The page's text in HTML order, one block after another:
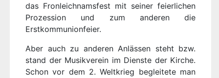
das Fronleichnamsfest mit seiner feierlichen
Prozession und zum anderen die
Erstkommunionfeier.
Aber auch zu anderen Anlässen steht bzw.
stand der Musikverein im Dienste der Kirche.
Schon vor dem 2. Weltkrieg begleitete man